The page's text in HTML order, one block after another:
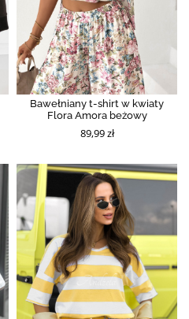
Bawełniany t-shirt w kwiaty
Flora Amora beżowy
89,99 zł